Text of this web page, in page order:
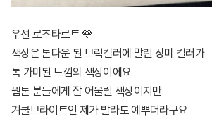
우선 로즈타르트 🌹
색상은 톤다운 된 브릭컬러에 말린 장미 컬러가
톡 가미된 느낌의 색상이에요
웜톤 분들에게 잘 어울릴 색상이지만
겨쿨브라이트인 제가 발라도 예뿌더라구요